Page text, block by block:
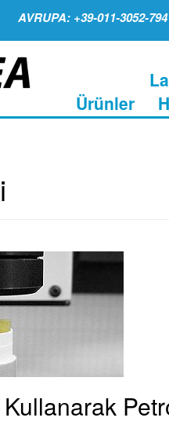
AVRUPA: +39-011-3052-794
Ürünler